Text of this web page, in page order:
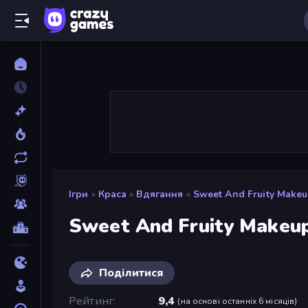
Ігри » Краса » Вдягання » Sweet And Fruity
Sweet And Fruity
Поділитися
Рейтинг
9,4 (на основі останніх 6 місяців)